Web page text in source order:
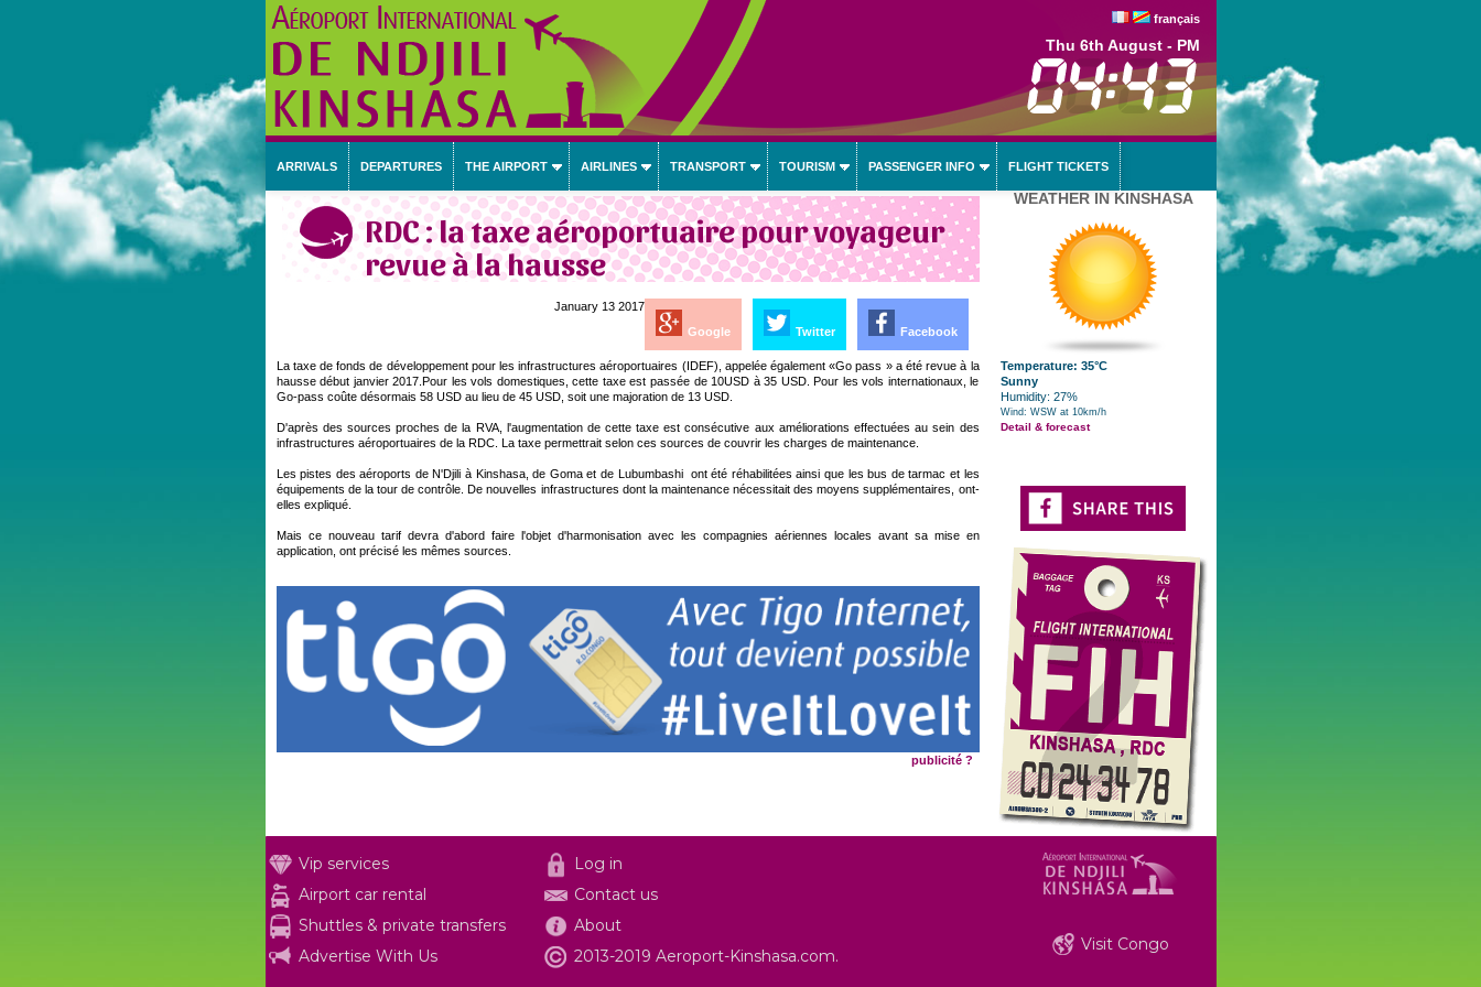
français
Thu 6th August - PM
ARRIVALS DEPARTURES THE AIRPORT AIRLINES TRANSPORT TOURISM PASSENGER INFO FLIGHT TICKETS
RDC : la taxe aéroportuaire pour voyageur
revue à la hausse
Facebook
Twitter
Google
January 13 2017
La taxe de fonds de développement pour les infrastructures aéroportuaires (IDEF), appelée également «Go pass » a été revue à la
hausse début janvier 2017.Pour les vols domestiques, cette taxe est passée de 10USD à 35 USD. Pour les vols internationaux, le
Go-pass coûte désormais 58 USD au lieu de 45 USD, soit une majoration de 13 USD.
D'après des sources proches de la RVA, l'augmentation de cette taxe est consécutive aux améliorations effectuées au sein des
infrastructures aéroportuaires de la RDC. La taxe permettrait selon ces sources de couvrir les charges de maintenance.
Les pistes des aéroports de N'Djili à Kinshasa, de Goma et de Lubumbashi ont été réhabilitées ainsi que les bus de tarmac et les
équipements de la tour de contrôle. De nouvelles infrastructures dont la maintenance nécessitait des moyens supplémentaires, ont-
elles expliqué.
Mais ce nouveau tarif devra d'abord faire l'objet d'harmonisation avec les compagnies aériennes locales avant sa mise en
application, ont précisé les mêmes sources.
publicité ?
WEATHER IN KINSHASA
Temperature: 35°C
Sunny
Humidity: 27%
Wind: WSW at 10km/h
Detail & forecast
Vip services
Airport car rental
Shuttles & private transfers
Advertise With Us
Log in
Contact us
About
2013-2019 Aeroport-Kinshasa.com.
Visit Congo